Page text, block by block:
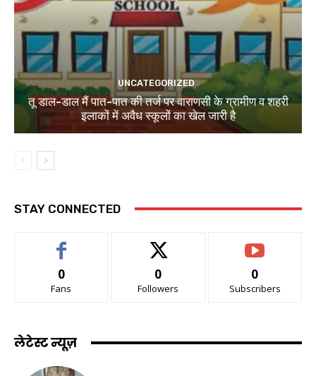
UNCATEGORIZED
तू डाल-डाल मैं पात-पात की तर्ज पर वाराणसी के ग्रामीण व शहरी
इलाकों में अवैध स्कूलों का खेल जारी है
STAY CONNECTED
0
Fans
0
Followers
0
Subscribers
लेटेस्ट न्यूज़